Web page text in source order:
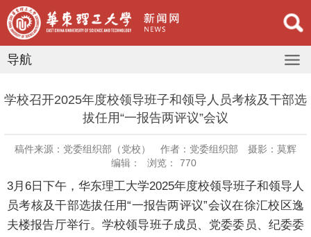
导航
学校召开2025年度校领导班子和领导人员考核及干部选
拔任用“一报告两评议”会议
稿件来源：党委组织部（党校） 作者：党委组织部
摄影：莫辉
编辑：
浏览： 770
3月6日下午，华东理工大学2025年度校领导班子和领导人
员考核及干部选拔任用“一报告两评议”会议在徐汇校区逸
夫楼报告厅举行。学校领导班子成员、党委委员、纪委委